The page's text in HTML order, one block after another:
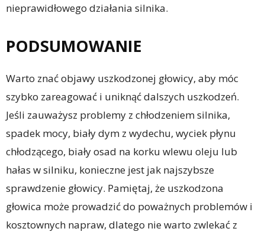
nieprawidłowego działania silnika.
PODSUMOWANIE
Warto znać objawy uszkodzonej głowicy, aby móc
szybko zareagować i uniknąć dalszych uszkodzeń.
Jeśli zauważysz problemy z chłodzeniem silnika,
spadek mocy, biały dym z wydechu, wyciek płynu
chłodzącego, biały osad na korku wlewu oleju lub
hałas w silniku, konieczne jest jak najszybsze
sprawdzenie głowicy. Pamiętaj, że uszkodzona
głowica może prowadzić do poważnych problemów i
kosztownych napraw, dlatego nie warto zwlekać z